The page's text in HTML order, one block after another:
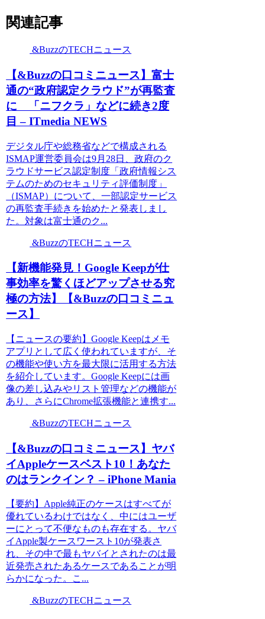
関連記事
&BuzzのTECHニュース
【&Buzzの口コミニュース】富士
通の“政府認定クラウド”が再監査
に 「ニフクラ」などに続き2度
目 – ITmedia NEWS
デジタル庁や総務省などで構成される
ISMAP運営委員会は9月28日、政府のク
ラウドサービス認定制度「政府情報シス
テムのためのセキュリティ評価制度」
（ISMAP）について、一部認定サービス
の再監査手続きを始めたと発表しまし
た。対象は富士通のク...
&BuzzのTECHニュース
【新機能発見！Google Keepが仕
事効率を驚くほどアップさせる究
極の方法】【&Buzzの口コミニュ
ース】
【ニュースの要約】Google Keepはメモ
アプリとして広く使われていますが、そ
の機能や使い方を最大限に活用する方法
を紹介しています。Google Keepには画
像の差し込みやリスト管理などの機能が
あり、さらにChrome拡張機能と連携す...
&BuzzのTECHニュース
【&Buzzの口コミニュース】ヤバ
イAppleケースベスト10！あなた
のはランクイン？ – iPhone Mania
【要約】Apple純正のケースはすべてが
優れているわけではなく、中にはユーザ
ーにとって不便なものも存在する。ヤバ
イApple製ケースワースト10が発表さ
れ、その中で最もヤバイとされたのは最
近発売されたあるケースであることが明
らかになった。こ...
&BuzzのTECHニュース